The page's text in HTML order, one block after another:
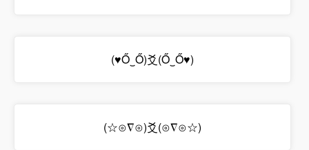
(♥Ő‿Ő)爻(Ő‿Ő♥)
(☆⊙∇⊙)爻(⊙∇⊙☆)